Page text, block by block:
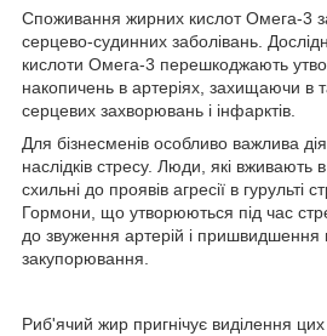
Споживання жирних кислот Омега-3
серцево-судинних заболівань.
кислоти Омега-3 перешкоджають
накопичень в артеріях, захищаючи в
серцевих захворювань і інфарктів.
Для бізнесменів особливо важлива
наслідків стресу. Люди, які
схильні до проявів агресії в гурульті
Гормони, що утворюються під час
до звуження артерій і пришвидшення
закупорювання.
Риб'ячий жир пригнічує виділення цих